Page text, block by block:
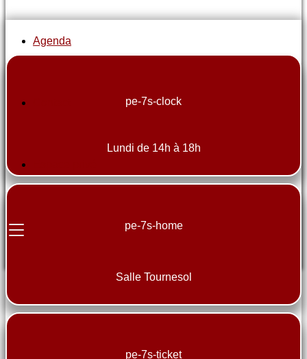
Agenda
pe-7s-clock
Lundi de 14h à 18h
pe-7s-home
Salle Tournesol
pe-7s-ticket